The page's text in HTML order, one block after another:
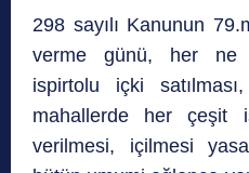
298 sayılı Kanunun
verme günü, her ne
ispirtolu içki
mahallerde her çeşit
verilmesi, içilmesi